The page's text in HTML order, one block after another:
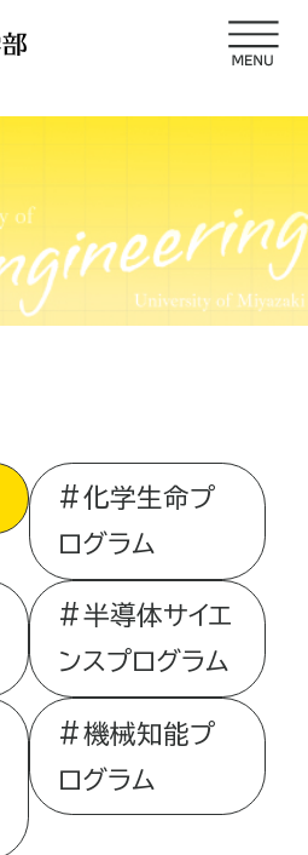
化学生命プ
ログラム
半導体サイエ
ンスプログラム
機械知能プ
ログラム